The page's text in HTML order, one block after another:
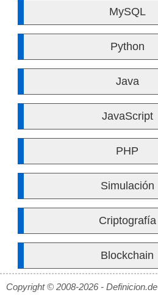
MySQL
Python
Java
JavaScript
PHP
Simulación
Criptografía
Blockchain
Copyright © 2008-2026 - Definicion.de